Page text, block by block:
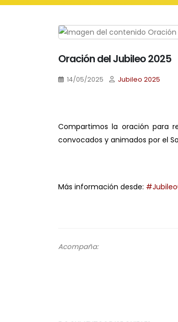
Oración del Jubileo 2025
14/05/2025 Jubileo 2025
Compartimos la oración para
convocados y animados por el
Más información desde:
Acompaña: